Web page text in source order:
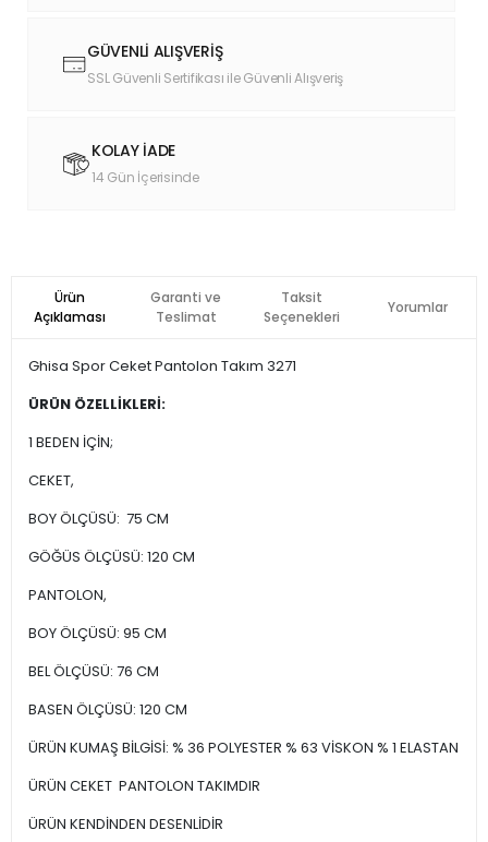
GÜVENLİ ALIŞVERİŞ
SSL Güvenli Sertifikası ile Güvenli Alışveriş
KOLAY İADE
14 Gün İçerisinde
Ürün
Açıklaması
Garanti ve
Teslimat
Taksit
Seçenekleri
Yorumlar
Ghisa Spor Ceket Pantolon Takım 3271
ÜRÜN ÖZELLİKLERİ:
1 BEDEN İÇİN;
CEKET,
BOY ÖLÇÜSÜ: 75 CM
GÖĞÜS ÖLÇÜSÜ: 120 CM
PANTOLON,
BOY ÖLÇÜSÜ: 95 CM
BEL ÖLÇÜSÜ: 76 CM
BASEN ÖLÇÜSÜ: 120 CM
ÜRÜN KUMAŞ BİLGİSİ: % 36 POLYESTER % 63 VİSKON % 1 ELASTAN
ÜRÜN CEKET PANTOLON TAKIMDIR
ÜRÜN KENDİNDEN DESENLİDİR